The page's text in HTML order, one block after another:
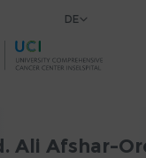
DE
Ali Afshar-